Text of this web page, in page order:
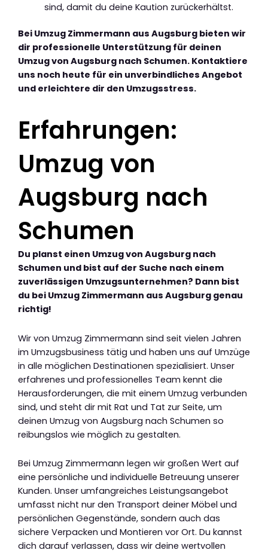
sind, damit du deine Kaution zurückerhältst.
Bei Umzug Zimmermann aus Augsburg bieten wir
dir professionelle Unterstützung für deinen
Umzug von Augsburg nach Schumen. Kontaktiere
uns noch heute für ein unverbindliches Angebot
und erleichtere dir den Umzugsstress.
Erfahrungen:
Umzug von
Augsburg nach
Schumen
Du planst einen Umzug von Augsburg nach
Schumen und bist auf der Suche nach einem
zuverlässigen Umzugsunternehmen? Dann bist
du bei Umzug Zimmermann aus Augsburg genau
richtig!
Wir von Umzug Zimmermann sind seit vielen Jahren
im Umzugsbusiness tätig und haben uns auf Umzüge
in alle möglichen Destinationen spezialisiert. Unser
erfahrenes und professionelles Team kennt die
Herausforderungen, die mit einem Umzug verbunden
sind, und steht dir mit Rat und Tat zur Seite, um
deinen Umzug von Augsburg nach Schumen so
reibungslos wie möglich zu gestalten.
Bei Umzug Zimmermann legen wir großen Wert auf
eine persönliche und individuelle Betreuung unserer
Kunden. Unser umfangreiches Leistungsangebot
umfasst nicht nur den Transport deiner Möbel und
persönlichen Gegenstände, sondern auch das
sichere Verpacken und Montieren vor Ort. Du kannst
dich darauf verlassen, dass wir deine wertvollen